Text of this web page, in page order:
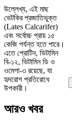
উল্লেখ্য, এই মাছ
ভেটকির প্রজাতিভুক্ত
(Lates Calcarifer)
এবং সর্বোচ্চ প্রায় ১৫
কেজি পর্যন্ত হতে পারে।
এতে প্রোটিন, ভিটামিন
বি-১২, ভিটামিন ডি ও
ওমেগা-৩ রয়েছে, যা
হৃদরোগ প্রতিরোধে
উপকারী।
আরও খবর